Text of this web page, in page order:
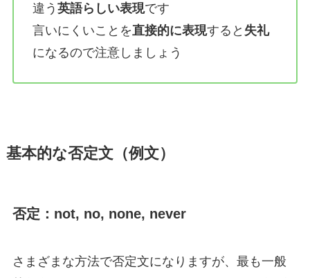
違う 英語らしい表現です
言いにくいことを直接的に表現すると 失礼
になるので注意しましょう
基本的な否定文（例文）
否定：not, no, none, never
さまざまな方法で否定文になりますが、最も一般